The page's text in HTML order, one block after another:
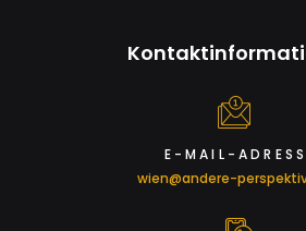
E-MAIL-
wien@andere-